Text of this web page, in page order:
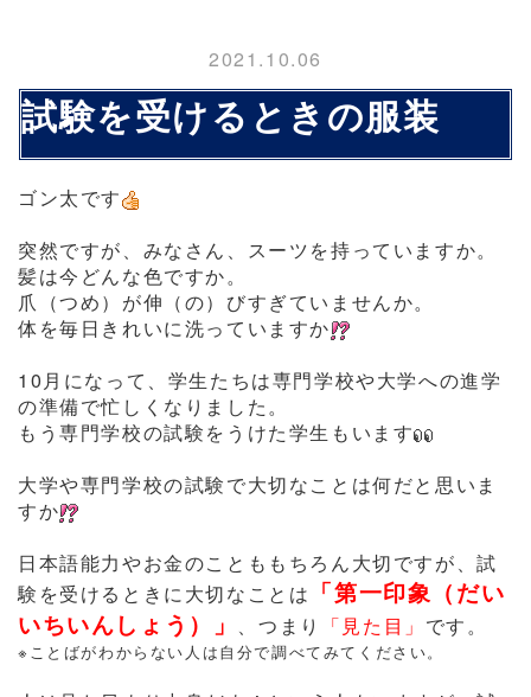
2021.10.06
試験を受けるときの服装
ゴン太です
突然ですが、みなさん、スーツを持っていますか。
髪は今どんな色ですか。
爪（つめ）が伸（の）びすぎていませんか。
体を毎日きれいに洗っていますか
10月になって、学生たちは専門学校や大学への進学
の準備で忙しくなりました。
もう専門学校の試験をうけた学生もいます
大学や専門学校の試験で大切なことは何だと思いま
すか
日本語能力やお金のことももちろん大切ですが、試
験を受けるときに大切なことは 「第一印象（だい
いちいんしょう）」 、つまり 「見た目」 です。
※ことばがわからない人は自分で調べてみてください。